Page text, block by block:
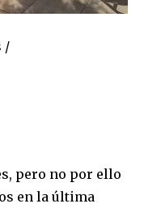
/
pero no por ello
en la última